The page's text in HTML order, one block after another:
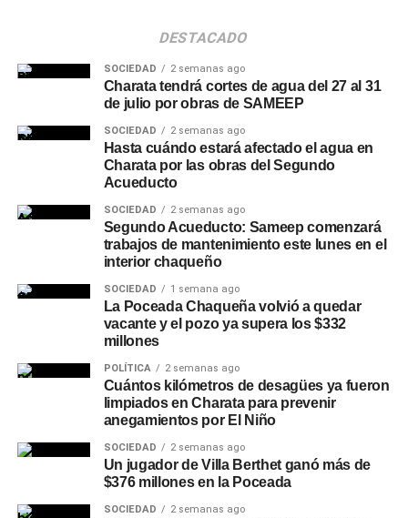
DESTACADO
SOCIEDAD 2 semanas ago
Charata tendrá cortes de agua del 27 al 31
de julio por obras de SAMEEP
SOCIEDAD 2 semanas ago
Hasta cuándo estará afectado el agua en
Charata por las obras del Segundo
Acueducto
SOCIEDAD 2 semanas ago
Segundo Acueducto: Sameep comenzará
trabajos de mantenimiento este lunes en el
interior chaqueño
SOCIEDAD 1 semana ago
La Poceada Chaqueña volvió a quedar
vacante y el pozo ya supera los $332
millones
POLÍTICA 2 semanas ago
Cuántos kilómetros de desagües ya fueron
limpiados en Charata para prevenir
anegamientos por El Niño
SOCIEDAD 2 semanas ago
Un jugador de Villa Berthet ganó más de
$376 millones en la Poceada
SOCIEDAD 2 semanas ago